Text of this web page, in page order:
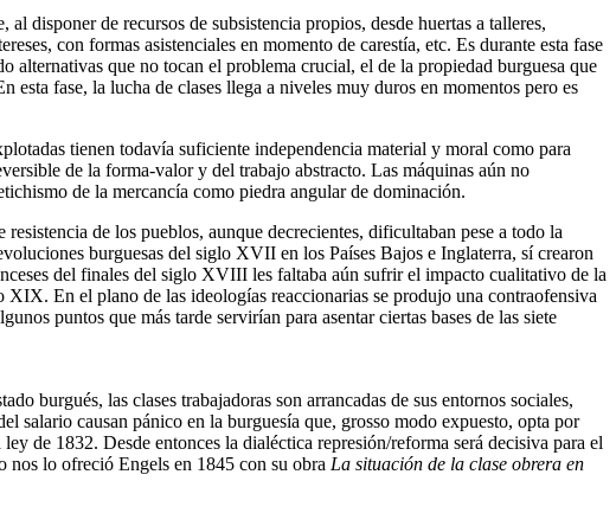
disponer de recursos de subsistencia propios, desde huertas a talleres,
con formas asistenciales en momento de carestía, etc. Es durante esta fase
alternativas que no tocan el problema crucial, el de la propiedad burguesa que
fase, la lucha de clases llega a niveles muy duros en momentos pero es
tienen todavía suficiente independencia material y moral como para
de la forma-valor y del trabajo abstracto. Las máquinas aún no
de la mercancía como piedra angular de dominación.
de los pueblos, aunque decrecientes, dificultaban pese a todo la
burguesas del siglo XVII en los Países Bajos e Inglaterra, sí crearon
del finales del siglo XVIII les faltaba aún sufrir el impacto cualitativo de la
En el plano de las ideologías reaccionarias se produjo una contraofensiva
puntos que más tarde servirían para asentar ciertas bases de las siete
burgués, las clases trabajadoras son arrancadas de sus entornos sociales,
salario causan pánico en la burguesía que, grosso modo expuesto, opta por
de 1832. Desde entonces la dialéctica represión/reforma será decisiva para el
nos lo ofreció Engels en 1845 con su obra La situación de la clase obrera en